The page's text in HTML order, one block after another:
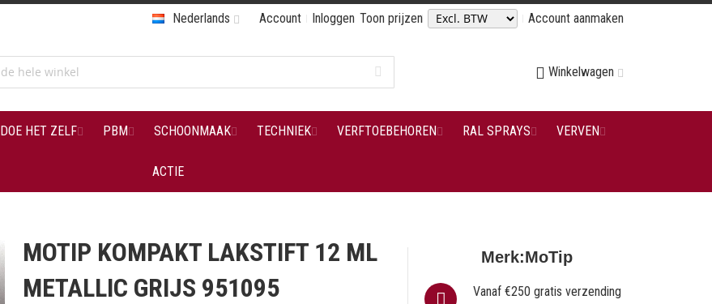
Account Inloggen Toon prijzen Account aanmaken
Nederlands
Winkelwagen
DOE HET ZELF PBM SCHOONMAAK TECHNIEK VERFTOEBEHOREN RAL SPRAYS VERVEN
ACTIE
MOTIP KOMPAKT LAKSTIFT 12 ML
METALLIC GRIJS 951095
Merk:MoTip
Vanaf €250 gratis verzending